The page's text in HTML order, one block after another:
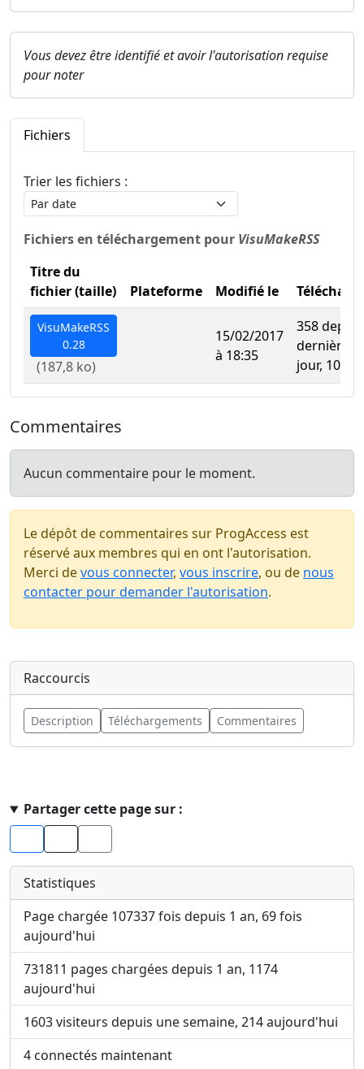
Raccourcis
Description Téléchargements Commentaires
Vous devez être identifié et avoir l'autorisation requise
pour noter
Fichiers
Trier les fichiers :
Fichiers en téléchargement pour VisuMakeRSS
Titre du
fichier (taille)
Plateforme Modifié le
VisuMakeRSS
0.28
(187,8 ko)
15/02/2017
à 18:35
358
dernière
jour, 1002
Commentaires
Aucun commentaire pour le moment.
Le dépôt de commentaires sur ProgAccess est
réservé aux membres qui en ont l'autorisation.
Merci devous connecter, vous inscrire, ou de nous
contacter pour demander l'autorisation.
Partager cette page sur :
Facebook
Statistiques
Page chargée 107337 fois depuis 1 an, 69 fois
aujourd'hui
731811 pages chargées depuis 1 an, 1174
aujourd'hui
1603 visiteurs depuis une semaine, 214 aujourd'hui
4 connectés maintenant